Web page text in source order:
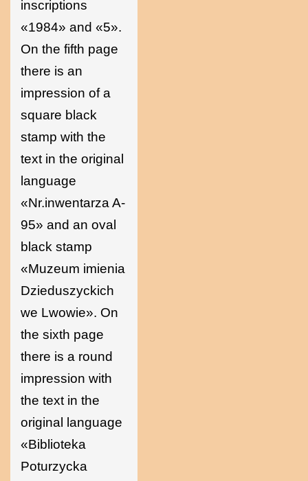
inscriptions
«1984» and «5».
On the fifth page
there is an
impression of a
square black
stamp with the
text in the original
language
«Nr.inwentarza A-
95» and an oval
black stamp
«Muzeum imienia
Dzieduszyckich
we Lwowie». On
the sixth page
there is a round
impression with
the text in the
original language
«Biblioteka
Poturzycka